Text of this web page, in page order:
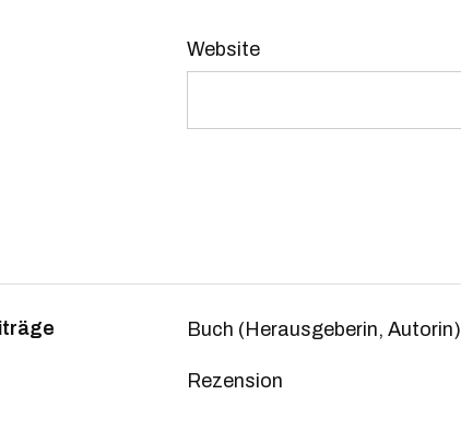
Website
Buch (Herausgeberin, Autorin)
Rezension